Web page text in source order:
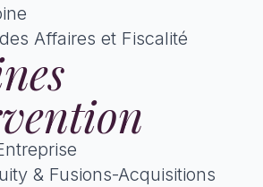
Affaires et Fiscalité
& Fusions-Acquisitions